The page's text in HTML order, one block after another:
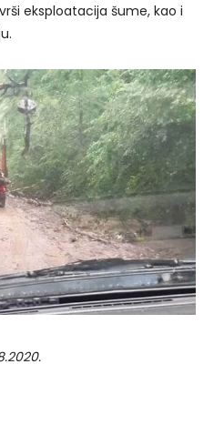
eksploatacija šume, kao i